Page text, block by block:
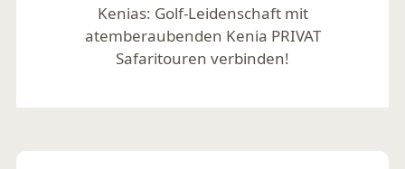
Kenias: Golf-Leidenschaft mit
atemberaubenden Kenia PRIVAT
Safaritouren verbinden!